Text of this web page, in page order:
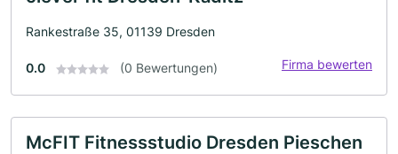
Rankestraße 35, 01139 Dresden
0.0 (0 Bewertungen) Firma bewerten
McFIT Fitnessstudio Dresden Pieschen